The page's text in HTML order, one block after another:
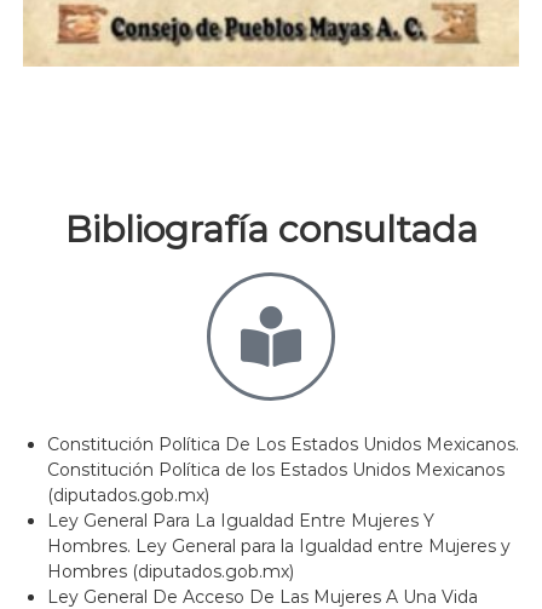
Bibliografía consultada
Constitución Política De Los Estados Unidos Mexicanos.
Constitución Política de los Estados Unidos Mexicanos
(diputados.gob.mx)
Ley General Para La Igualdad Entre Mujeres Y
Hombres. Ley General para la Igualdad entre Mujeres y
Hombres (diputados.gob.mx)
Ley General De Acceso De Las Mujeres A Una Vida